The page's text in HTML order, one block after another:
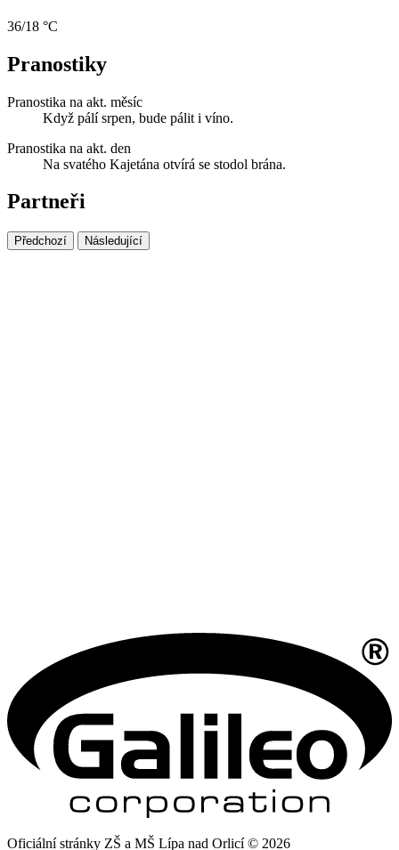
36/18 °C
Pranostiky
Pranostika na akt. měsíc
Když pálí srpen, bude pálit i víno.
Pranostika na akt. den
Na svatého Kajetána otvírá se stodol brána.
Partneři
Předchozí Následující
Oficiální stránky ZŠ a MŠ Lípa nad Orlicí © 2026